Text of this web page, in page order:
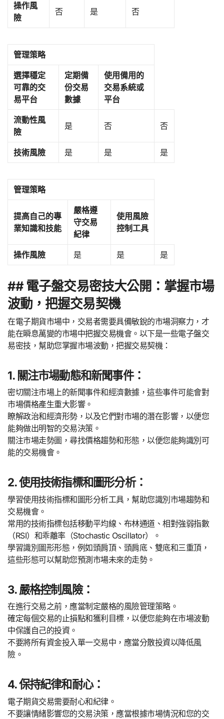
操作風
險
否 是 否
管理策略
選擇穩定
可靠的交
易平台
定期備
份交易
數據
使用備用的
交易系統或
平台
流動性風
險
是 否 否
技術風險 是 是 是
管理策略
提高自己的專
業知識和技能
嚴格遵
守交易
紀律
使用風險
控制工具
操作風險 是 是 是
## 電子盤交易密技大公開：掌握市場
波動，把握交易契機
在電子期貨市場中，交易者需要具備敏銳的市場洞察力，才
能在瞬息萬變的市場中把握交易機會。以下是一些電子盤交
易密技，幫助您掌握市場波動，把握交易契機：
1. 關注市場動態和新聞事件：
密切關注市場上的新聞事件和經濟數據，這些事件可能會對
市場價格產生重大影響。
瞭解政治和經濟形勢，以及它們對市場的潛在影響，以便您
能夠做出明智的交易決策。
關注市場走勢圖，尋找價格趨勢和形態，以便您能夠識別可
能的交易機會。
2. 使用技術指標和圖形分析：
學習使用技術指標和圖形分析工具，幫助您識別市場趨勢和
交易機會。
常用的技術指標包括移動平均線、布林通道、相對強弱指數
（RSI）和乖離率（Stochastic Oscillator）。
學習識別圖形形態，例如頭肩頂、頭肩底、雙底和三重頂，
這些形態可以幫助您預測市場未來的走勢。
3. 嚴格控制風險：
在進行交易之前，應當制定嚴格的風險管理策略。
確定每個交易的止損點和獲利目標，以便您能夠在市場波動
中保護自己的投資。
不要將所有資金投入單一交易中，應當分散投資以降低風
險。
4. 保持紀律和耐心：
電子期貨交易需要耐心和紀律。
不要讓情緒影響您的交易決策，應當根據市場情況和您的交